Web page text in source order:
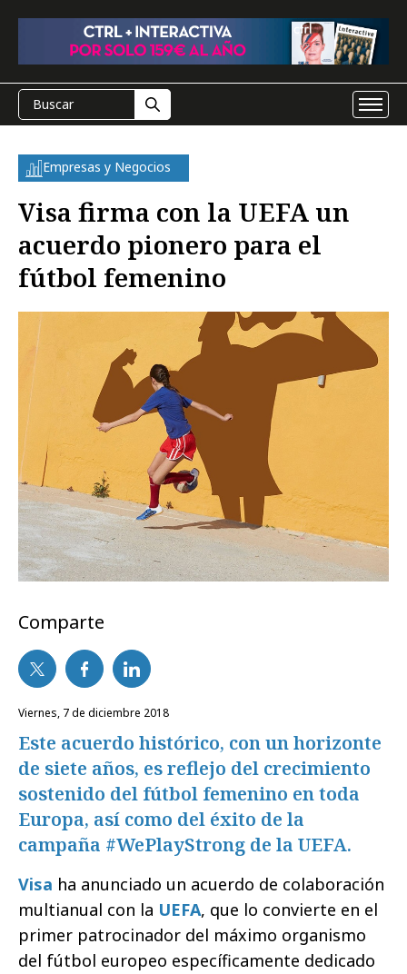
Empresas y Negocios
Visa firma con la UEFA un
acuerdo pionero para el
fútbol femenino
Comparte
viernes, 7 de diciembre 2018
Este acuerdo histórico, con un horizonte
de siete años, es reflejo del crecimiento
sostenido del fútbol femenino en toda
Europa, así como del éxito de la
campaña #WePlayStrong de la UEFA.
Visa ha anunciado un acuerdo de colaboración
multianual con la UEFA, que lo convierte en el
primer patrocinador del máximo organismo
del fútbol europeo específicamente dedicado